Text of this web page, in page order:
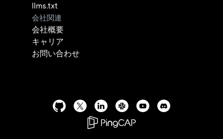
llms.txt
会社関連
会社概要
キャリア
お問い合わせ